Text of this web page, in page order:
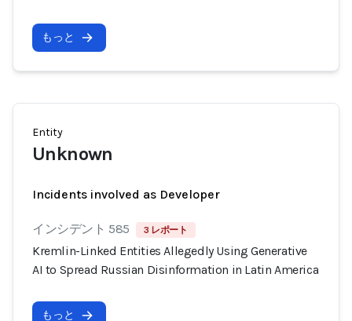
もっと
Entity
Unknown
Incidents involved as Developer
インシデント 585 3 レポート
Kremlin-Linked Entities Allegedly Using Generative
AI to Spread Russian Disinformation in Latin America
もっと